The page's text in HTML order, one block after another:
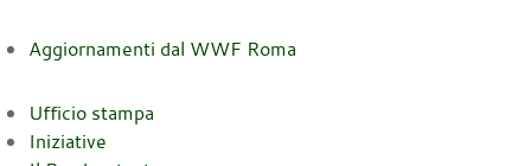
Aggiornamenti dal WWF Roma
Ufficio stampa
Iniziative